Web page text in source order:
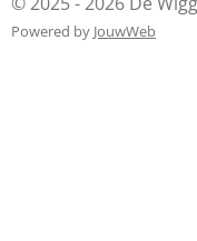
Powered by JouwWeb